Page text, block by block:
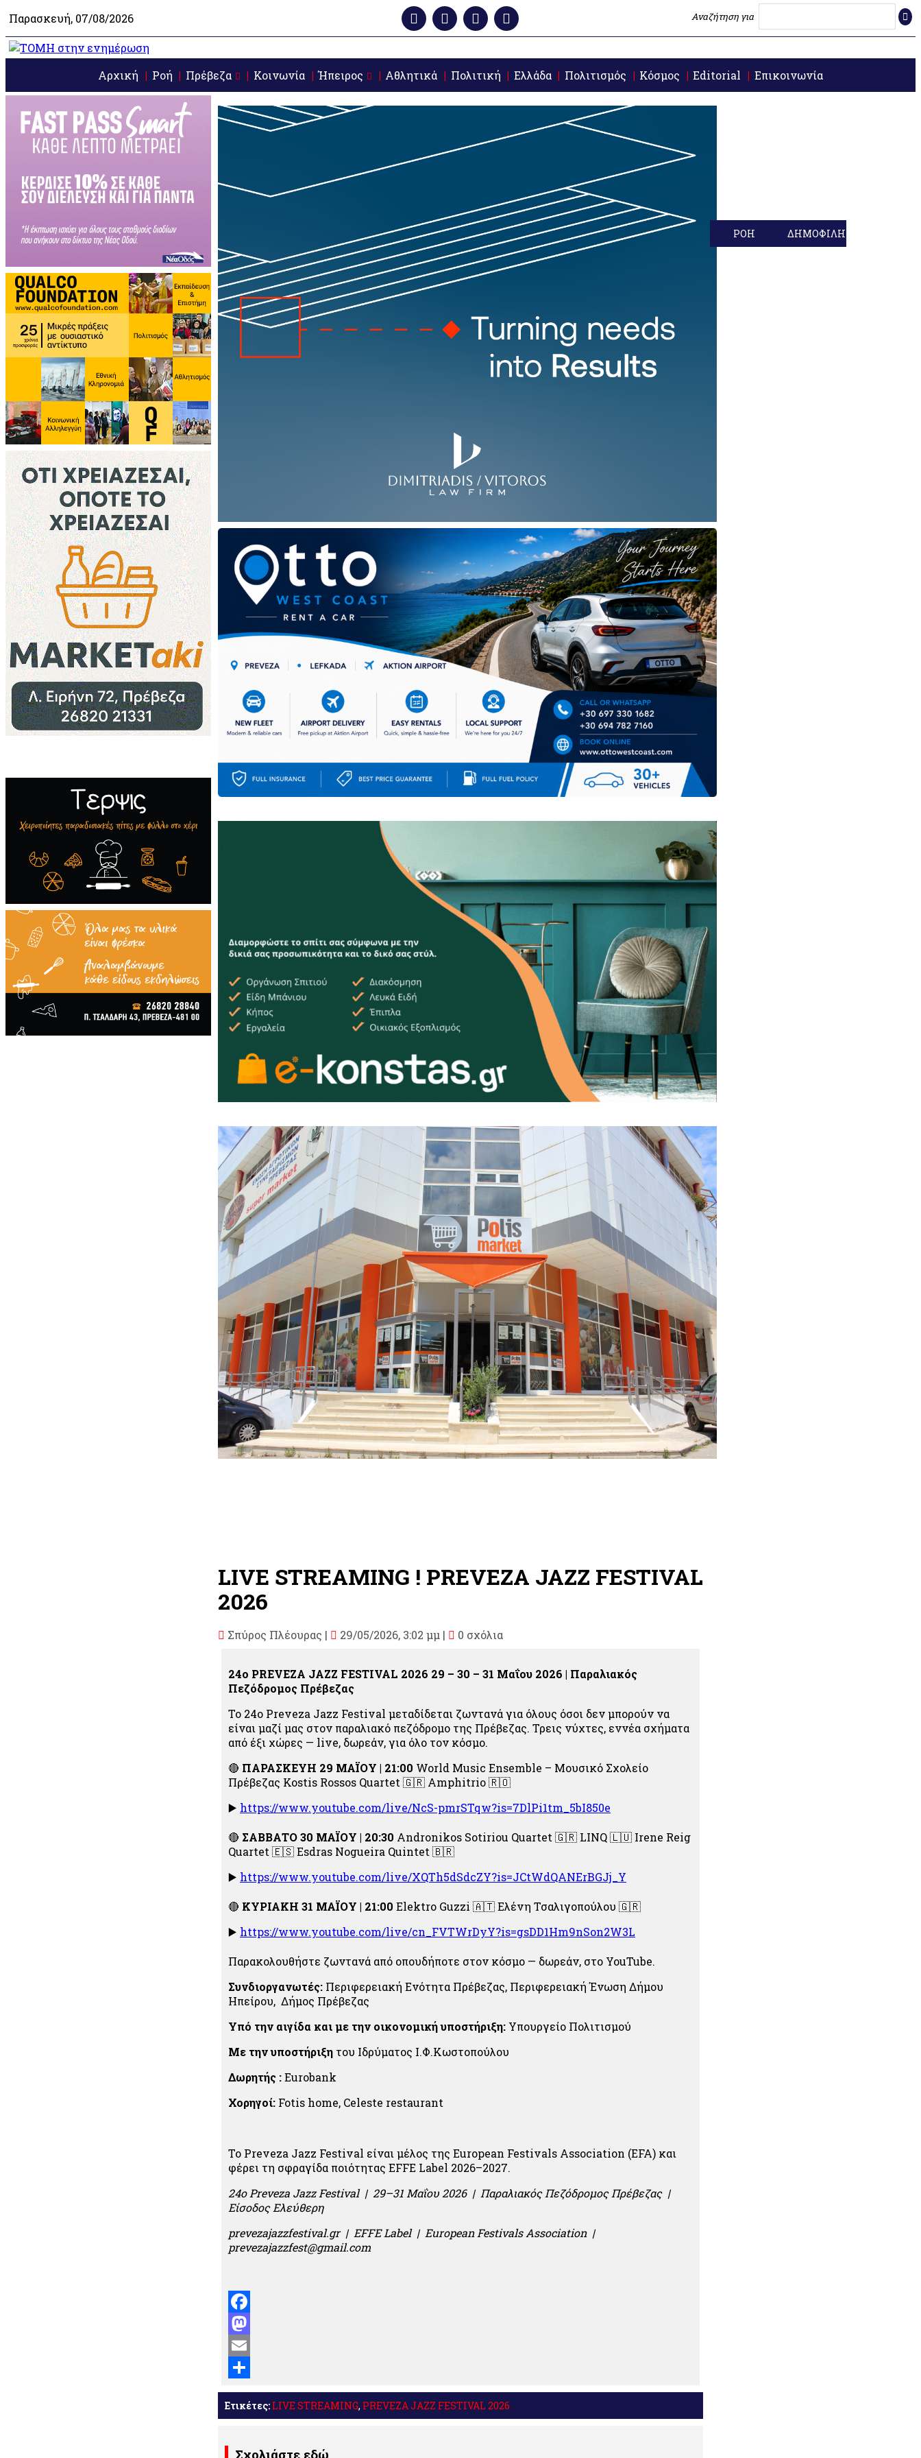
Παρασκευή, 07/08/2026 Αναζήτηση για
Αρχική Ροή Πρέβεζα Κοινωνία Ήπειρος Αθλητικά Πολιτική Ελλάδα Πολιτισμός Κόσμος Editorial Επικοινωνία
LIVE STREAMING ! PREVEZA JAZZ FESTIVAL
2026
Σπύρος Πλέουρας | 29/05/2026, 3:02 μμ | 0 σχόλια
24ο PREVEZA JAZZ FESTIVAL 2026 29 – 30 – 31 Μαΐου 2026 | Παραλιακός
Πεζόδρομος Πρέβεζας
Το 24ο Preveza Jazz Festival μεταδίδεται ζωντανά για όλους όσοι δεν μπορούν να
είναι μαζί μας στον παραλιακό πεζόδρομο της Πρέβεζας. Τρεις νύχτες, εννέα σχήματα
από έξι χώρες — live, δωρεάν, για όλο τον κόσμο.
🔴 ΠΑΡΑΣΚΕΥΗ 29 ΜΑΪΟΥ | 21:00 World Music Ensemble – Μουσικό Σχολείο
Πρέβεζας Kostis Rossos Quartet 🇬🇷 Amphitrio🇷🇴
▶️ https://www.youtube.com/live/NcS-pmrSTqw?is=7DlPi1tm_5bI850e
🔴 ΣΑΒΒΑΤΟ 30 ΜΑΪΟΥ | 20:30 Andronikos Sotiriou Quartet 🇬🇷 LINQ🇱🇺 Irene Reig
Quartet 🇪🇸Esdras Nogueira Quintet 🇧🇷
▶️ https://www.youtube.com/live/XQTh5dSdcZY?is=JCtWdQANErBGJj_Y
🔴 ΚΥΡΙΑΚΗ 31 ΜΑΪΟΥ | 21:00 Elektro Guzzi 🇦🇹Ελένη Τσαλιγοπούλου 🇬🇷
▶️ https://www.youtube.com/live/cn_FVTWrDyY?is=gsDD1Hm9nSon2W3L
Παρακολουθήστε ζωντανά από οπουδήποτε στον κόσμο — δωρεάν, στο YouTube.
Συνδιοργανωτές: Περιφερειακή Ενότητα Πρέβεζας, Περιφερειακή Ένωση Δήμου
Ηπείρου, Δήμος Πρέβεζας
Υπό την αιγίδα και με την οικονομική υποστήριξη: Υπουργείο Πολιτισμού
Με την υποστήριξη του Ιδρύματος Ι.Φ.Κωστoπούλου
Δωρητής :Eurobank
Χορηγοί: Fotis home, Celeste restaurant
Το Preveza Jazz Festival είναι μέλος της European Festivals Association (EFA) και
φέρει τη σφραγίδα ποιότητας EFFE Label 2026–2027.
24ο Preveza Jazz Festival | 29–31 Μαΐου 2026 | Παραλιακός Πεζόδρομος Πρέβεζας |
Είσοδος Ελεύθερη
prevezajazzfestival.gr | EFFE Label | European Festivals Association |
prevezajazzfest@gmail.com
Facebook
Mastodon
Email
Μοιραστείτε
Ετικέτες: LIVE STREAMING, PREVEZA JAZZ FESTIVAL 2026
Σχολιάστε εδώ
ΡΟΗ ΔΗΜΟΦΙΛΗ